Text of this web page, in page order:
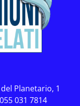
Planetario, 1
031 7814